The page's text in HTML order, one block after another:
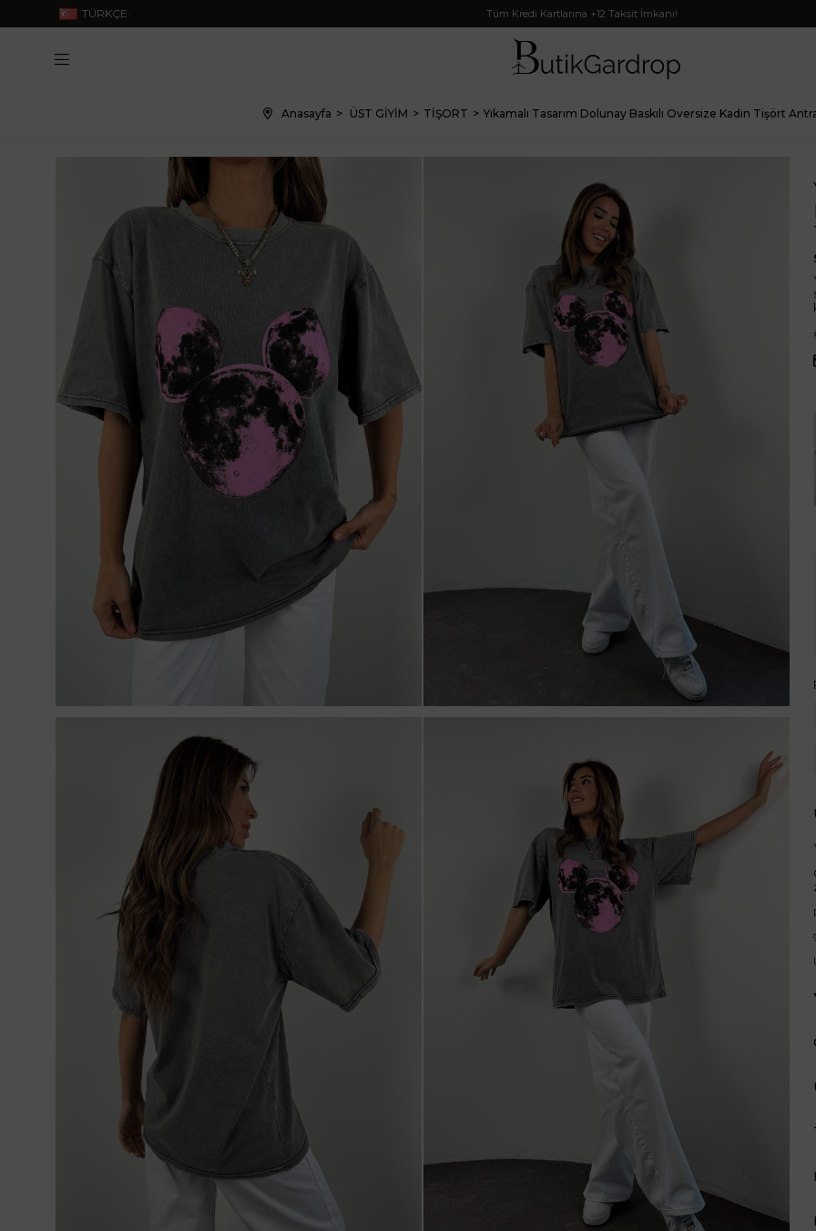
TÜRKÇE Tüm Kredi Kartlarına +12 Taksit İmkanı!
Anasayfa ÜST GİYİM TİŞORT Yıkamalı Tasarım Dolunay Baskılı Oversize Kadın Tişört